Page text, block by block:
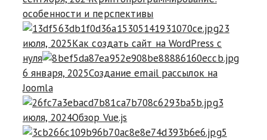
особенности и перспективы
23
июля, 2025Как создать сайт на WordPress с
нуля
6 января, 2025Создание email рассылок на
Joomla
3
июля, 2024Обзор Vue.js
5